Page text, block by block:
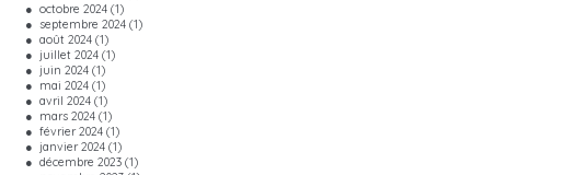
octobre 2024 (1)
septembre 2024 (1)
août 2024 (1)
juillet 2024 (1)
juin 2024 (1)
mai 2024 (1)
avril 2024 (1)
mars 2024 (1)
février 2024 (1)
janvier 2024 (1)
décembre 2023 (1)